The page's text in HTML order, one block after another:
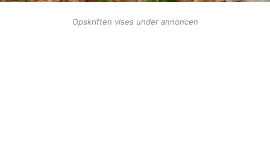
Opskriften vises under annoncen